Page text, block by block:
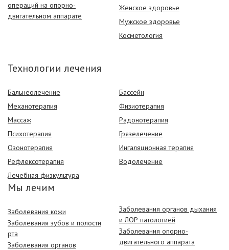
операций на опорно-
двигательном аппарате
Женское здоровье
Мужское здоровье
Косметология
Технологии лечения
Бальнеолечение
Механотерапия
Массаж
Психотерапия
Озонотерапия
Рефлексотерапия
Лечебная физкультура
Бассейн
Физиотерапия
Радонотерапия
Грязелечение
Ингаляционная терапия
Водолечение
Мы лечим
Заболевания кожи
Заболевания зубов и полости
рта
Заболевания органов
Заболевания органов дыхания
и ЛОР патологией
Заболевания опорно-
двигательного аппарата